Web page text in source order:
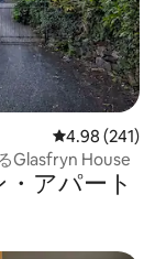
レビュー241
4.98 (241)
Glasfryn House
アパート